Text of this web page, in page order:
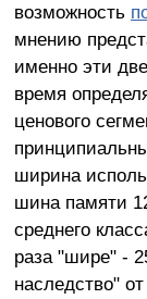
возможность
мнению
именно эти
время
ценового
ширина
шина памяти
среднего
раза "шире" -
наследство"